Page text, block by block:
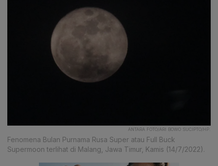
ANTARA FOTO/ARI BOWO SUCIPTO/HP.
Fenomena Bulan Purnama Rusa Super atau Full Buck
Supermoon terlihat di Malang, Jawa Timur, Kamis (14/7/2022).